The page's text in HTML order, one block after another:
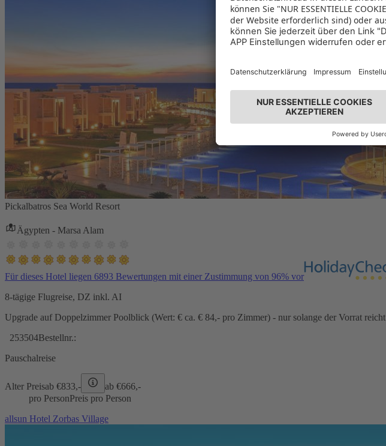
Pickalbatros Sea World Resort
Ägypten - Marsa Alam
Für dieses Hotel liegen 6893 Bewertungen mit einer Zustimmung von 96% vor
8-tägige Flugreise, DZ inkl. AI
Upgrade auf Doppelzimmer Poolblick (Wert: € ca. € 84,- pro Zimmer) - nur solange der Vorrat reicht
253504Bestellnr.:
Pauschalreise
Alter Preisab €833,- ab €666,-
pro PersonPreis pro Person
allsun Hotel Zorbas Village